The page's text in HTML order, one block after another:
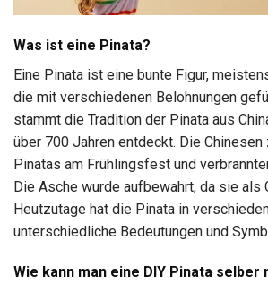
Was ist eine Pinata?
Eine Pinata ist eine bunte Figur,
die mit verschiedenen Belohnungen
stammt die Tradition der Pinata aus
über 700 Jahren entdeckt. Die
Pinatas am Frühlingsfest und
Die Asche wurde aufbewahrt, da sie als
Heutzutage hat die Pinata in
unterschiedliche Bedeutungen und
Wie kann man eine DIY Pinata selber